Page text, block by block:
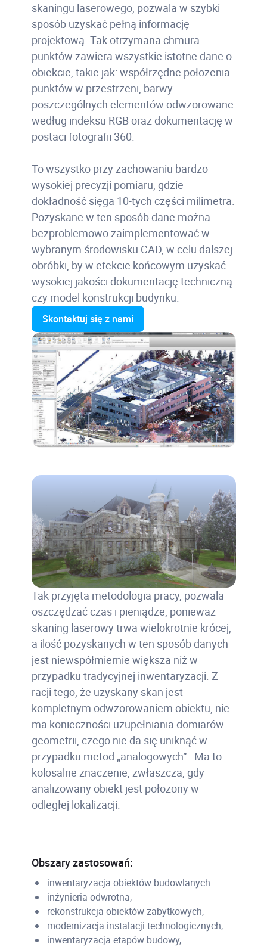
skaningu laserowego, pozwala w szybki
sposób uzyskać pełną informację
projektową. Tak otrzymana chmura
punktów zawiera wszystkie istotne dane o
obiekcie, takie jak: współrzędne położenia
punktów w przestrzeni, barwy
poszczególnych elementów odwzorowane
według indeksu RGB oraz dokumentację w
postaci fotografii 360.
To wszystko przy zachowaniu bardzo
wysokiej precyzji pomiaru, gdzie
dokładność sięga 10-tych części milimetra.
Pozyskane w ten sposób dane można
bezproblemowo zaimplementować w
wybranym środowisku CAD, w celu dalszej
obróbki, by w efekcie końcowym uzyskać
wysokiej jakości dokumentację techniczną
czy model konstrukcji budynku.
Skontaktuj się z nami
Tak przyjęta metodologia pracy, pozwala
oszczędzać czas i pieniądze, ponieważ
skaning laserowy trwa wielokrotnie krócej,
a ilość pozyskanych w ten sposób danych
jest niewspółmiernie większa niż w
przypadku tradycyjnej inwentaryzacji. Z
racji tego, że uzyskany skan jest
kompletnym odwzorowaniem obiektu, nie
ma konieczności uzupełniania domiarów
geometrii, czego nie da się uniknąć w
przypadku metod „analogowych”. Ma to
kolosalne znaczenie, zwłaszcza, gdy
analizowany obiekt jest położony w
odległej lokalizacji.
Obszary zastosowań:
inwentaryzacja obiektów budowlanych
inżynieria odwrotna,
rekonstrukcja obiektów zabytkowych,
modernizacja instalacji technologicznych,
inwentaryzacja etapów budowy,